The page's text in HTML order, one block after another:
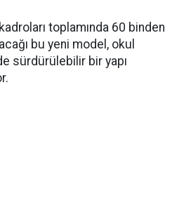
toplamında 60 binden
bu yeni model, okul
sürdürülebilir bir yapı